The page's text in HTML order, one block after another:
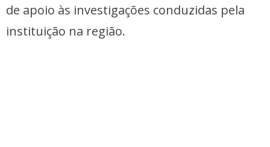
de apoio às investigações conduzidas pela
instituição na região.